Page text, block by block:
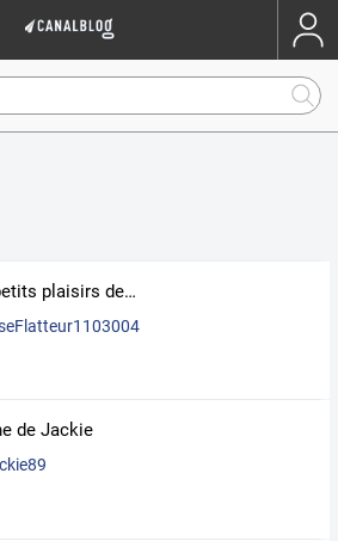
Les petits plaisirs de Claudine
de Jackie